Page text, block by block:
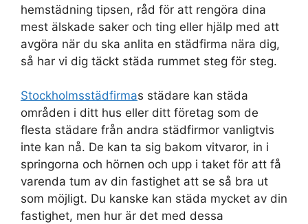
hemstädning tipsen, råd för att rengöra dina
mest älskade saker och ting eller hjälp med att
avgöra när du ska anlita en städfirma nära dig,
så har vi dig täckt städa rummet steg för steg.
Stockholmsstädfirmas städare kan städa
områden i ditt hus eller ditt företag som de
flesta städare från andra städfirmor vanligtvis
inte kan nå. De kan ta sig bakom vitvaror, in i
springorna och hörnen och upp i taket för att få
varenda tum av din fastighet att se så bra ut
som möjligt. Du kanske kan städa mycket av din
fastighet, men hur är det med dessa